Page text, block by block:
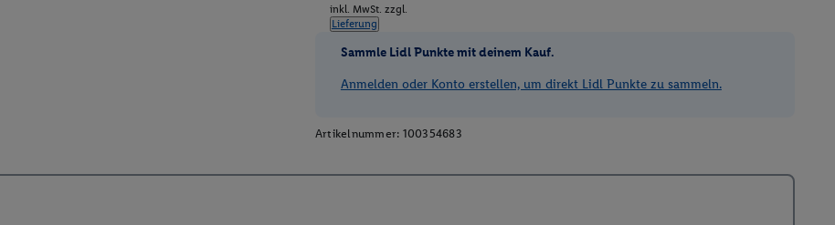
inkl. MwSt. zzgl.
Lieferung
Sammle Lidl Punkte mit deinem Kauf.
Anmelden oder Konto erstellen, um direkt Lidl Punkte zu sammeln.
Artikelnummer: 100354683